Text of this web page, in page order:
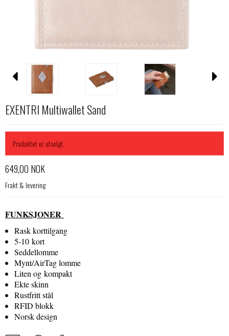
EXENTRI Multiwallet Sand
Produktet er utsolgt.
649,00 NOK
Frakt & levering
FUNKSJONER
Rask korttilgang
5-10 kort
Seddellomme
Mynt/AirTag lomme
Liten og kompakt
Ekte skinn
Rustfritt stål
RFID blokk
Norsk design